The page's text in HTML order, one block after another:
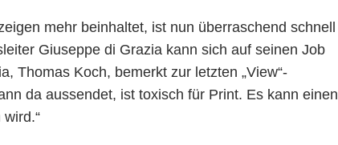
mehr beinhaltet, ist nun überraschend schnell
Giuseppe di Grazia kann sich auf seinen Job
Thomas Koch, bemerkt zur letzten „View“-
da aussendet, ist toxisch für Print. Es kann einen
wird.“